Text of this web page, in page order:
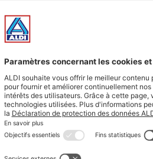
et ne manquez aucune de nos